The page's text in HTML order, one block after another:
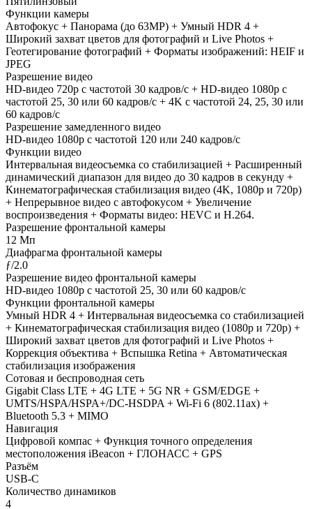
Функции камеры
Автофокус + Панорама (до 63MP) + Умный HDR 4 +
Широкий захват цветов для фотографий и Live Photos +
Геотегирование фотографий + Форматы изображений: HEIF и
JPEG
Разрешение видео
HD-видео 720p с частотой 30 кадров/с + HD-видео 1080p с
частотой 25, 30 или 60 кадров/ с + 4K с частотой 24, 25, 30 или
60 кадров/ с
Разрешение замедленного видео
HD-видео 1080р с частотой 120 или 240 кадров/ с
Функции видео
Интервальная видеосъемка со стабилизацией + Расширенный
динамический диапазон для видео до 30 кадров в секунду +
Кинематографическая стабилизация видео (4K, 1080p и 720p)
+ Непрерывное видео с автофокусом + Увеличение
воспроизведения + Форматы видео: HEVC и H.264.
Разрешение фронтальной камеры
12 Мп
Диафрагма фронтальной камеры
ƒ/2.0
Разрешение видео фронтальной камеры
HD-видео 1080p с частотой 25, 30 или 60 кадров/ с
Функции фронтальной камеры
Умный HDR 4 + Интервальная видеосъемка со стабилизацией
+ Кинематографическая стабилизация видео (1080p и 720p) +
Широкий захват цветов для фотографий и Live Photos +
Коррекция объектива + Вспышка Retina + Автоматическая
стабилизация изображения
Сотовая и беспроводная сеть
Gigabit Class LTE + 4G LTE + 5G NR + GSM/EDGE +
UMTS/HSPA/​HSPA+/​DC-HSDPA + Wi-Fi 6 (802.11ax) +
Bluetooth 5.3 + MIMO
Навигация
Цифровой компас + Функция точного определения
местоположения iBeacon + ГЛОНАСС + GPS
Разъём
USB‑C
Количество динамиков
4